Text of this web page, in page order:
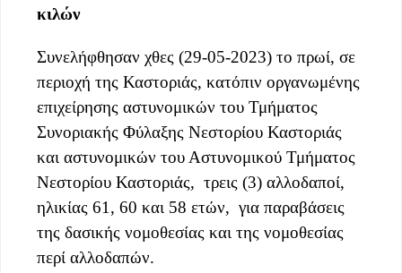
κιλών
Συνελήφθησαν χθες (29-05-2023) το πρωί, σε
περιοχή της Καστοριάς, κατόπιν οργανωμένης
επιχείρησης αστυνομικών του Τμήματος
Συνοριακής Φύλαξης Νεστορίου Καστοριάς
και αστυνομικών του Αστυνομικού Τμήματος
Νεστορίου Καστοριάς, τρεις (3) αλλοδαποί,
ηλικίας 61, 60 και 58 ετών, για παραβάσεις
της δασικής νομοθεσίας και της νομοθεσίας
περί αλλοδαπών.